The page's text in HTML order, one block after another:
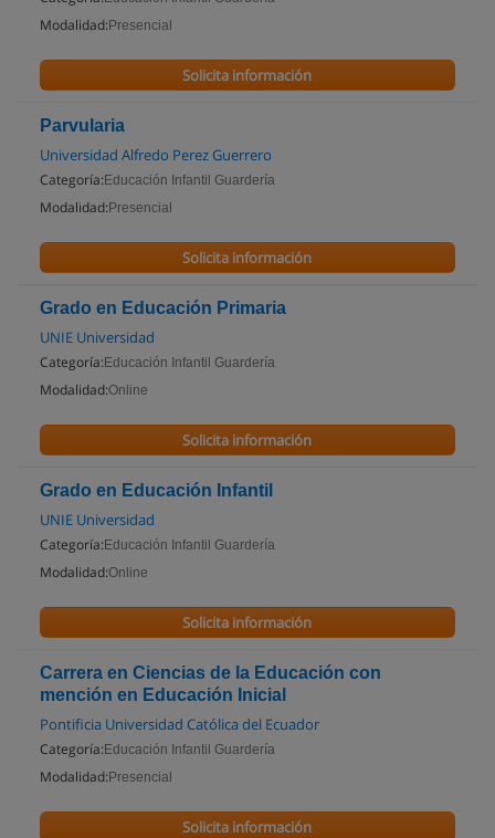
Modalidad: Presencial
Solicita información
Parvularia
Universidad Alfredo Perez Guerrero
Categoría: Educación Infantil Guardería
Modalidad: Presencial
Solicita información
Grado en Educación Primaria
UNIE Universidad
Categoría: Educación Infantil Guardería
Modalidad:Online
Solicita información
Grado en Educación Infantil
UNIE Universidad
Categoría: Educación Infantil Guardería
Modalidad:Online
Solicita información
Carrera en Ciencias de la Educación con
mención en Educación Inicial
Pontificia Universidad Católica del Ecuador
Categoría: Educación Infantil Guardería
Modalidad: Presencial
Solicita información